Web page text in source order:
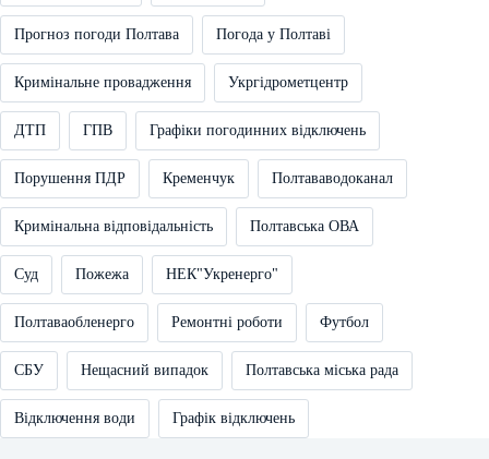
Прогноз погоди Полтава Погода у Полтаві
Кримінальне провадження Укргідрометцентр
ДТП ГПВ Графіки погодинних відключень
Порушення ПДР Кременчук Полтававодоканал
Кримінальна відповідальність Полтавська ОВА
Суд Пожежа НЕК"Укренерго"
Полтаваобленерго Ремонтні роботи Футбол
СБУ Нещасний випадок Полтавська міська рада
Відключення води Графік відключень